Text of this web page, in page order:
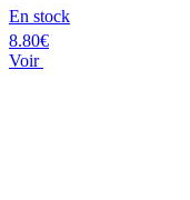
En stock
8.80€
Voir